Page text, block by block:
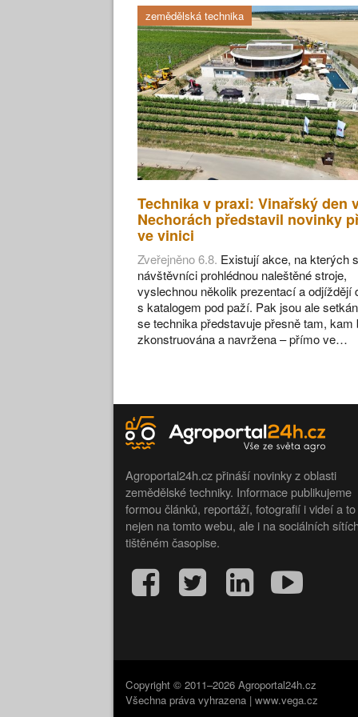
zemědělská technika
Technika v praxi: Vinařský den
Nechorách představil novinky
ve vinici
Zveřejněno 6.8. Existují akce, na kterých
návštěvníci prohlédnou naleštěné stroje,
vyslechnou několik prezentací a odjíždějí
s katalogem pod paží. Pak jsou ale
se technika představuje přesně tam, kam
zkonstruována a navržena – přímo ve…
Agroportal24h.cz přináší novinky z oblasti
zemědělské techniky. Informace publikujeme
formou článků, reportáží, fotografií i videí a to
nejen na tomto webu, ale i na sociálních
tištěném časopise.
Copyright © 2011–2026 Agroportal24h.cz
Všechna práva vyhrazena | www.vega.cz